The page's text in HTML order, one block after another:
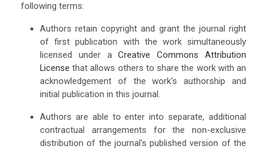
following terms:
Authors retain copyright and grant the journal right
of first publication with the work simultaneously
licensed under aCreative Commons Attribution
License that allows others to share the work with an
acknowledgement of the work's authorship and
initial publication in this journal.
Authors are able to enter into separate, additional
contractual arrangements for the non-exclusive
distribution of the journal's published version of the